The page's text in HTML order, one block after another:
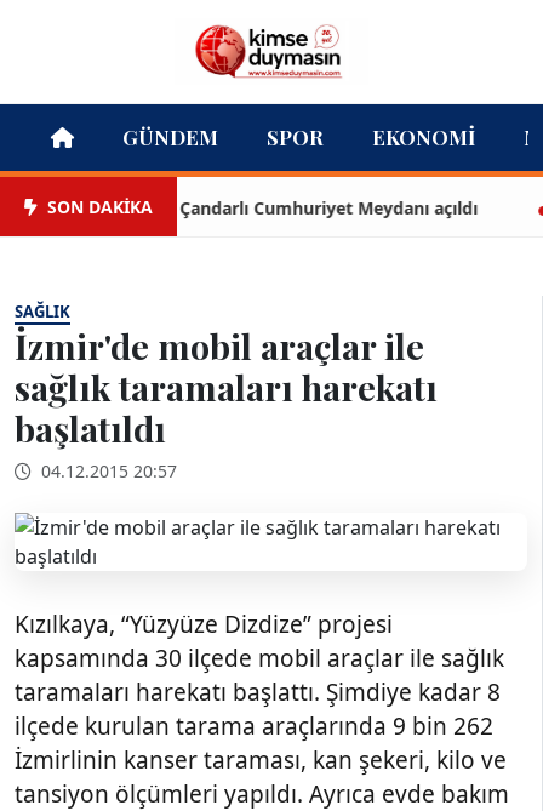
GÜNDEM SPOR EKONOMI
SON DAKİKAÇandarlı Cumhuriyet Meydanı açıldı
SAĞLIK
İzmir'de mobil araçlar ile
sağlık taramaları harekatı
başlatıldı
04.12.2015 20:57
Kızılkaya, “Yüzyüze Dizdize” projesi
kapsamında 30 ilçede mobil araçlar ile sağlık
taramaları harekatı başlattı. Şimdiye kadar 8
ilçede kurulan tarama araçlarında 9 bin 262
İzmirlinin kanser taraması, kan şekeri, kilo ve
tansiyon ölçümleri yapıldı. Ayrıca evde bakım